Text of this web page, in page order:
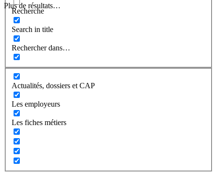
Plus de résultats…
Recherche
Search in title
Rechercher dans…
Actualités, dossiers et CAP
Les employeurs
Les fiches métiers